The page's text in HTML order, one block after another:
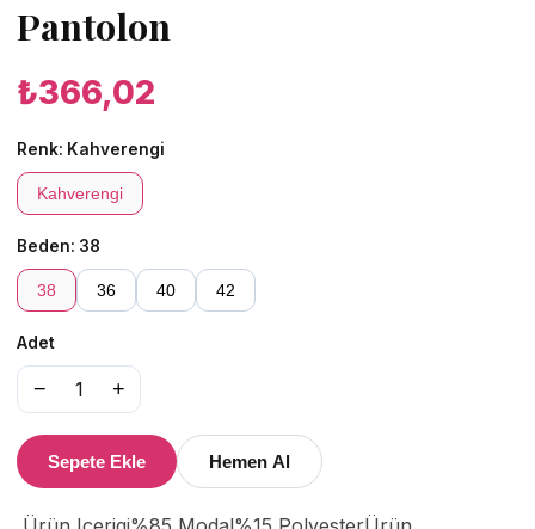
Pantolon
₺366,02
Renk: Kahverengi
Kahverengi
Beden: 38
38 36 40 42
Adet
− 1 +
Sepete Ekle Hemen Al